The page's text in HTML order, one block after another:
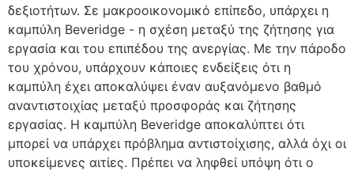
δεξιοτήτων. Σε μακροοικονομικό επίπεδο, υπάρχει η
καμπύλη Beveridge - η σχέση μεταξύ της ζήτησης για
εργασία και του επιπέδου της ανεργίας. Με την πάροδο
του χρόνου, υπάρχουν κάποιες ενδείξεις ότι η
καμπύλη έχει αποκαλύψει έναν αυξανόμενο βαθμό
αναντιστοιχίας μεταξύ προσφοράς και ζήτησης
εργασίας. Η καμπύλη Beveridge αποκαλύπτει ότι
μπορεί να υπάρχει πρόβλημα αντιστοίχισης, αλλά όχι οι
υποκείμενες αιτίες. Πρέπει να ληφθεί υπόψη ότι ο